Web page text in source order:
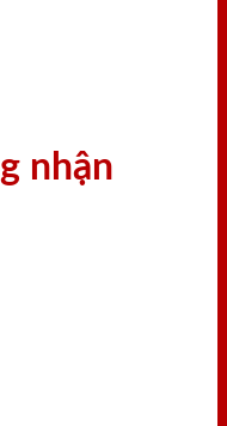
nhận